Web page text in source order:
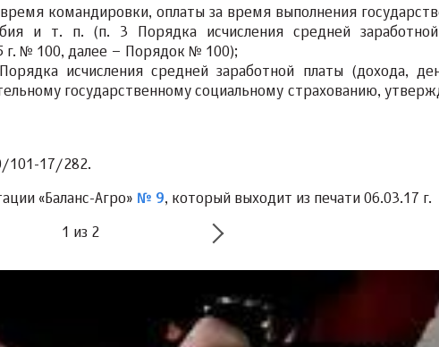
командировки, оплаты за время выполнения
и т. п. (п. 3 Порядка исчисления средней
г. № 100, далее – Порядок № 100);
исчисления средней заработной платы (дохода,
государственному социальному страхованию,
101-17/282.
«Баланс-Агро» № 9, который выходит из печати 06.03.17 г.
1 из 2